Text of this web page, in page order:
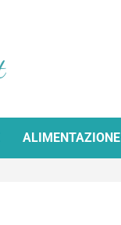
ALIMENTAZIONE